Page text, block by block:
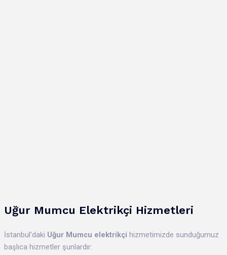
Uğur Mumcu Elektrikçi Hizmetleri
İstanbul’daki Uğur Mumcu elektrikçi hizmetimizde sunduğumuz
başlıca hizmetler şunlardır: